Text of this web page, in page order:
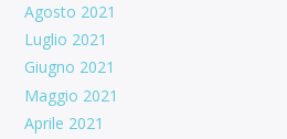
Agosto 2021
Luglio 2021
Giugno 2021
Maggio 2021
Aprile 2021